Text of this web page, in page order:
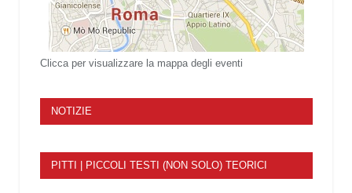
Clicca per visualizzare la mappa degli eventi
NOTIZIE
PITTI | PICCOLI TESTI (NON SOLO) TEORICI